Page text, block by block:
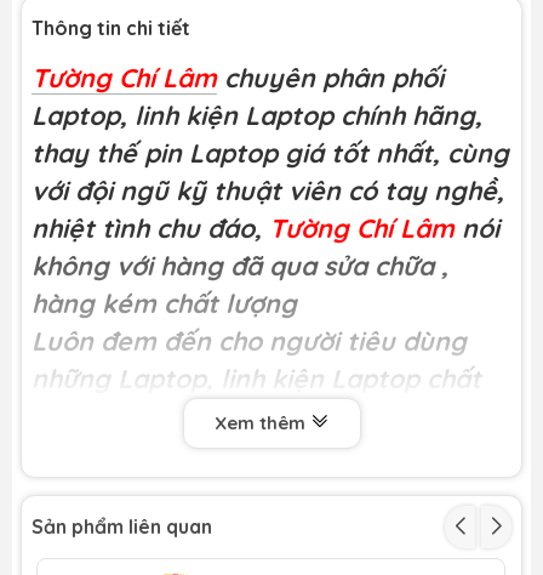
Thông tin chi tiết
Tường Chí Lâm chuyên phân phối
Laptop, linh kiện Laptop chính hãng,
thay thế pin Laptop giá tốt nhất, cùng
với đội ngũ kỹ thuật viên có tay nghề,
nhiệt tình chu đáo, Tường Chí Lâm nói
không với hàng đã qua sửa chữa ,
hàng kém chất lượng
Luôn đem đến cho người tiêu dùng
những Laptop, linh kiện Laptop chất
Miễn phí công thay tạiTường Chí Lâm
Khách hàng có thể trực tiếp xem kĩ
thuật viên thay thế tại cửa hàng
Xem thêm
Sản phẩm liên quan